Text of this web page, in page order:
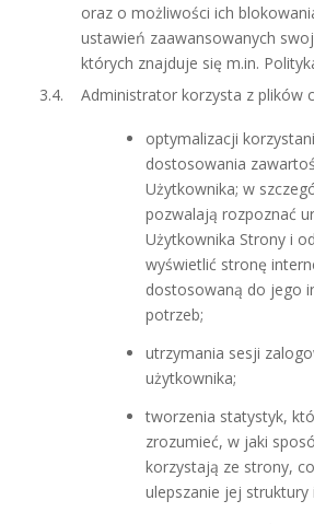
oraz o możliwości ich
ustawień zaawansowanych
których znajduje się m.in.
Administrator korzysta z plików
optymalizacji
dostosowania
Użytkownika; w
pozwalają rozpoznać
Użytkownika Strony i
wyświetlić stronę
dostosowaną do jego
potrzeb;
utrzymania sesji
użytkownika;
tworzenia statystyk,
zrozumieć, w jaki
korzystają ze strony,
ulepszanie jej struktury